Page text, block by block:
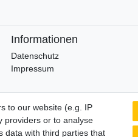
Informationen
Datenschutz
Impressum
Wir verschicken klimaneutral mit
to our website (e.g. IP
providers or to analyse
data with third parties that